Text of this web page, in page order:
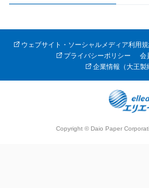
ウェブサイト・ソーシャルメディア利用
プライバシーポリシー
会
企業情報（大王製
Copyright © Daio Paper